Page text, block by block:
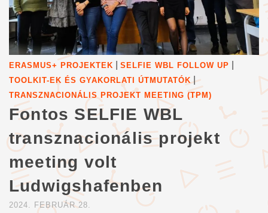
ERASMUS+ PROJEKTEK SELFIE WBL FOLLOW UP
TOOLKIT-EK ÉS GYAKORLATI ÚTMUTATÓK |
TRANSZNACIONÁLIS PROJEKT MEETING (TPM)
Fontos SELFIE WBL
transznacionális projekt
meeting volt
Ludwigshafenben
2024. FEBRUÁR 28.